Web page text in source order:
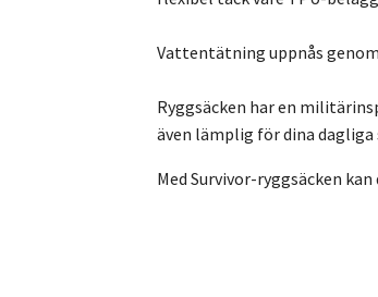
Vattentätning uppnås
Ryggsäcken har en
även lämplig för dina
Med Survivor-ryggsäcken